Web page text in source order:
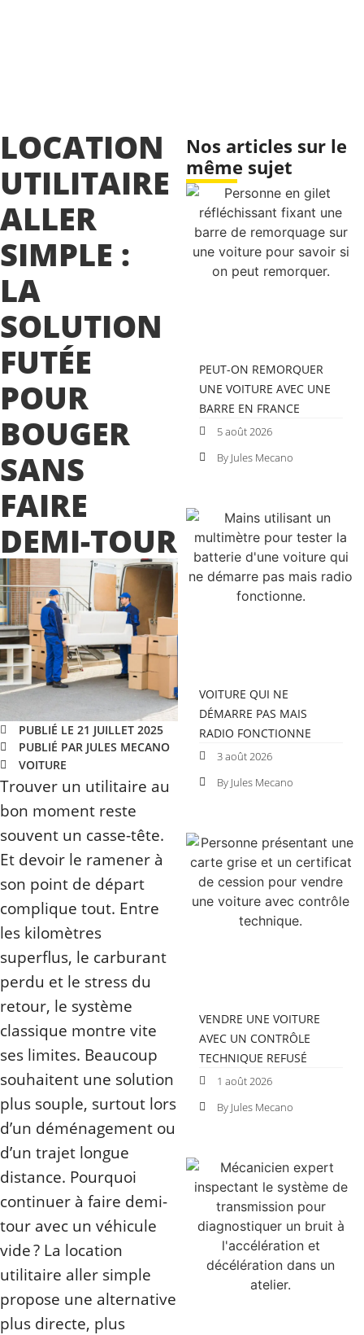
LOCATION
UTILITAIRE
ALLER
SIMPLE :
LA
SOLUTION
FUTÉE
POUR
BOUGER
SANS
FAIRE
DEMI-TOUR
PUBLIÉ LE 21 JUILLET 2025
PUBLIÉ PAR JULES MECANO
VOITURE
Trouver un utilitaire au
bon moment reste
souvent un casse-tête.
Et devoir le ramener à
son point de départ
complique tout. Entre
les kilomètres
superflus, le carburant
perdu et le stress du
retour, le système
classique montre vite
ses limites. Beaucoup
souhaitent une solution
plus souple, surtout lors
d’un déménagement ou
d’un trajet longue
distance. Pourquoi
continuer à faire demi-
tour avec un véhicule
vide ? La location
utilitaire aller simple
propose une alternative
plus directe, plus
Nos articles sur le
même sujet
PEUT-ON REMORQUER
UNE VOITURE AVEC UNE
BARRE EN FRANCE
5 août 2026
By Jules Mecano
VOITURE QUI NE
DÉMARRE PAS MAIS
RADIO FONCTIONNE
3 août 2026
By Jules Mecano
VENDRE UNE VOITURE
AVEC UN CONTRÔLE
TECHNIQUE REFUSÉ
1 août 2026
By Jules Mecano